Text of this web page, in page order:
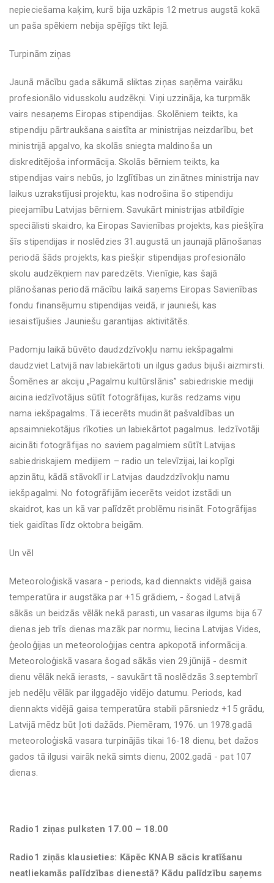
nepieciešama kaķim, kurš bija uzkāpis 12 metrus augstā kokā
un paša spēkiem nebija spējīgs tikt lejā.
Turpinām ziņas
Jaunā mācību gada sākumā sliktas ziņas saņēma vairāku
profesionālo vidusskolu audzēkņi. Viņi uzzināja, ka turpmāk
vairs nesaņems Eiropas stipendijas. Skolēniem teikts, ka
stipendiju pārtraukšana saistīta ar ministrijas neizdarību, bet
ministrijā apgalvo, ka skolās sniegta maldinoša un
diskreditējoša informācija. Skolās bērniem teikts, ka
stipendijas vairs nebūs, jo Izglītības un zinātnes ministrija nav
laikus uzrakstījusi projektu, kas nodrošina šo stipendiju
pieejamību Latvijas bērniem. Savukārt ministrijas atbildīgie
speciālisti skaidro, ka Eiropas Savienības projekts, kas piešķīra
šīs stipendijas ir noslēdzies 31.augustā un jaunajā plānošanas
periodā šāds projekts, kas piešķir stipendijas profesionālo
skolu audzēkņiem nav paredzēts. Vienīgie, kas šajā
plānošanas periodā mācību laikā saņems Eiropas Savienības
fondu finansējumu stipendijas veidā, ir jaunieši, kas
iesaistījušies Jauniešu garantijas aktivitātēs.
Padomju laikā būvēto daudzdzīvokļu namu iekšpagalmi
daudzviet Latvijā nav labiekārtoti un ilgus gadus bijuši aizmirsti.
Šomēnes ar akciju „Pagalmu kultūrslānis” sabiedriskie mediji
aicina iedzīvotājus sūtīt fotogrāfijas, kurās redzams viņu
nama iekšpagalms. Tā iecerēts mudināt pašvaldības un
apsaimniekotājus rīkoties un labiekārtot pagalmus. Iedzīvotāji
aicināti fotogrāfijas no saviem pagalmiem sūtīt Latvijas
sabiedriskajiem medijiem – radio un televīzijai, lai kopīgi
apzinātu, kādā stāvoklī ir Latvijas daudzdzīvokļu namu
iekšpagalmi. No fotogrāfijām iecerēts veidot izstādi un
skaidrot, kas un kā var palīdzēt problēmu risināt. Fotogrāfijas
tiek gaidītas līdz oktobra beigām.
Un vēl
Meteoroloģiskā vasara - periods, kad diennakts vidējā gaisa
temperatūra ir augstāka par +15 grādiem, - šogad Latvijā
sākās un beidzās vēlāk nekā parasti, un vasaras ilgums bija 67
dienas jeb trīs dienas mazāk par normu, liecina Latvijas Vides,
ģeoloģijas un meteoroloģijas centra apkopotā informācija.
Meteoroloģiskā vasara šogad sākās vien 29.jūnijā - desmit
dienu vēlāk nekā ierasts, - savukārt tā noslēdzās 3.septembrī
jeb nedēļu vēlāk par ilggadējo vidējo datumu. Periods, kad
diennakts vidējā gaisa temperatūra stabili pārsniedz +15 grādu,
Latvijā mēdz būt ļoti dažāds. Piemēram, 1976. un 1978.gadā
meteoroloģiskā vasara turpinājās tikai 16-18 dienu, bet dažos
gados tā ilgusi vairāk nekā simts dienu, 2002.gadā - pat 107
dienas.
Radio1 ziņas pulksten 17.00 – 18.00
Radio1 ziņās klausieties: Kāpēc KNAB sācis kratīšanu
neatliekamās palīdzības dienestā? Kādu palīdzību saņems